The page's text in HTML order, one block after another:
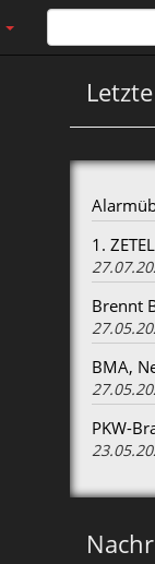
1.
Brennt
BMA,
PKW-